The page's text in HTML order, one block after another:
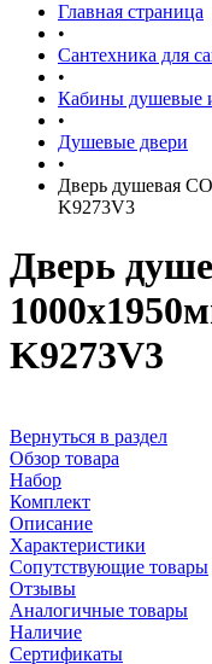
Главная страница
•
Сантехника для
•
Кабины душевые
•
Душевые двери
•
Дверь душевая
K9273V3
Дверь
K9273V3
Вернуться в раздел
Обзор товара
Набор
Комплект
Описание
Характеристики
Сопутствующие товары
Отзывы
Аналогичные товары
Наличие
Сертификаты